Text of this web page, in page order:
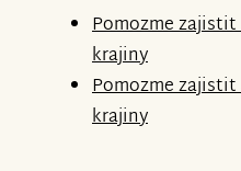
Pomozme
krajiny
Pomozme
krajiny